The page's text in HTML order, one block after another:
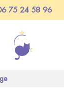
75 24 58 96